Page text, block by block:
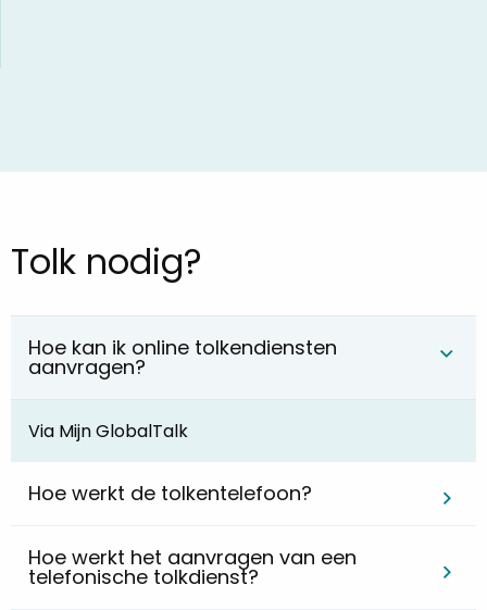
Tolk nodig?
Hoe kan ik online tolkendiensten
aanvragen?
Via Mijn GlobalTalk
Hoe werkt de tolkentelefoon?
Hoe werkt het aanvragen van een
telefonische tolkdienst?